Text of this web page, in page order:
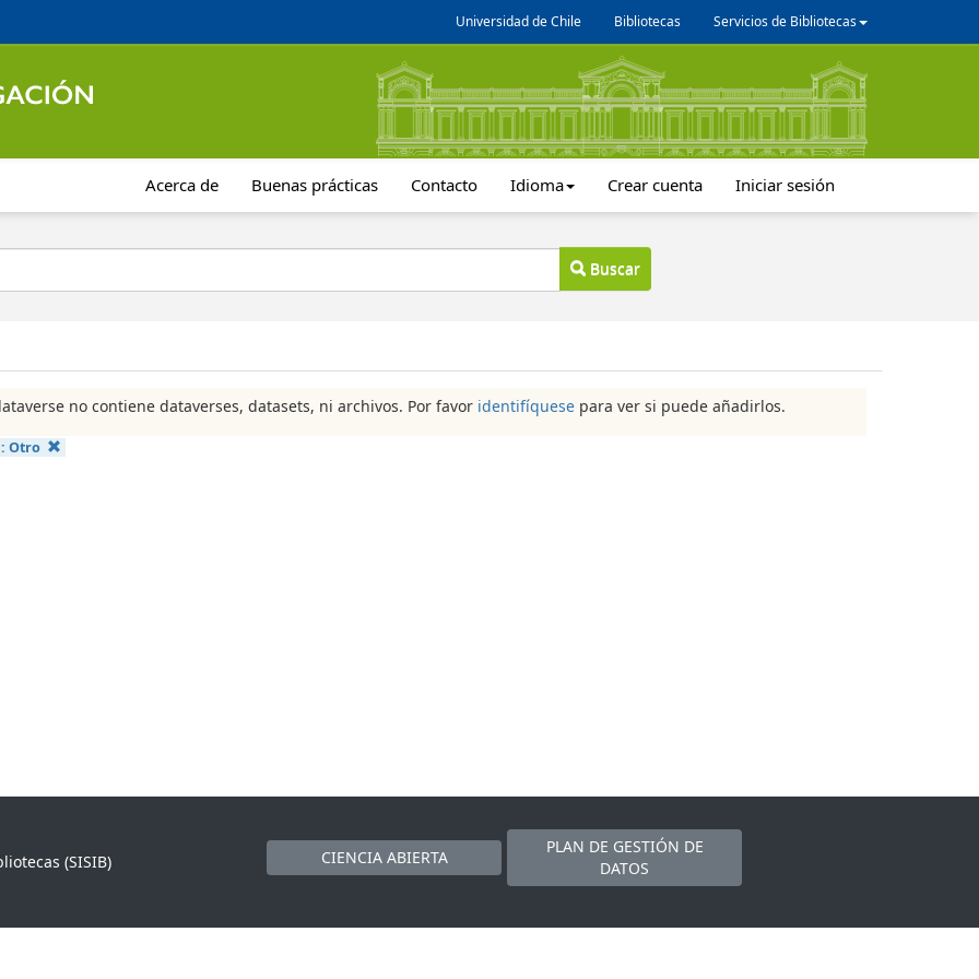
Universidad de Chile Bibliotecas Servicios de Bibliotecas
Acerca de Buenas prácticas Contacto Idioma Crear cuenta Iniciar sesión
Buscar
no contiene dataverses, datasets, ni archivos. Por favor identifíquese para ver si puede añadirlos.
Otro
(SISIB)
CIENCIA ABIERTA
PLAN DE GESTIÓN DE
DATOS